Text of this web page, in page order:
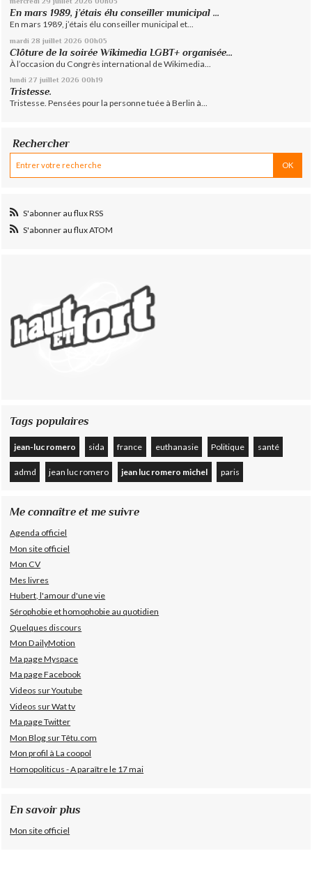
En mars 1989, j’étais élu conseiller municipal ...
En mars 1989, j’étais élu conseiller municipal et...
mardi 28 juillet 2026 00h05
Clôture de la soirée Wikimedia LGBT+ organisée...
À l’occasion du Congrès international de Wikimedia...
lundi 27 juillet 2026 00h19
Tristesse.
Tristesse. Pensées pour la personne tuée à Berlin à...
Rechercher
S'abonner au flux RSS
S'abonner au flux ATOM
Tags populaires
jean-luc romero sida france euthanasie Politique santé
admd jean luc romero jean luc romero michel paris
Me connaître et me suivre
Agenda officiel
Mon site officiel
Mon CV
Mes livres
Hubert, l'amour d'une vie
Sérophobie et homophobie au quotidien
Quelques discours
Mon DailyMotion
Ma page Myspace
Ma page Facebook
Videos sur Youtube
Videos sur Wat tv
Ma page Twitter
Mon Blog sur Têtu.com
Mon profil à La coopol
Homopoliticus - A paraître le 17 mai
En savoir plus
Mon site officiel